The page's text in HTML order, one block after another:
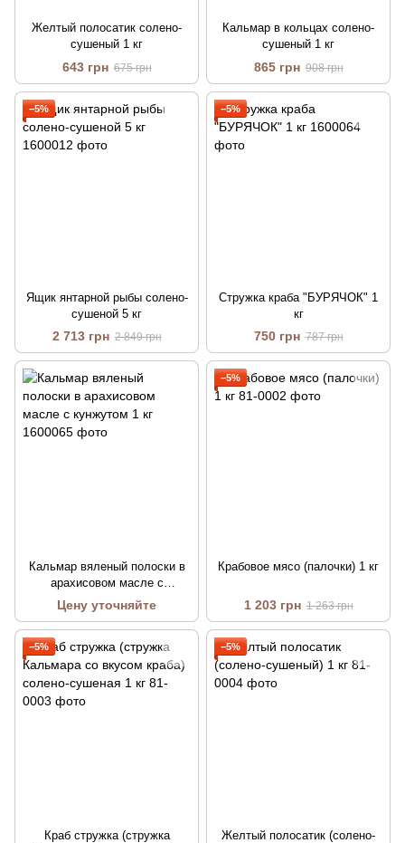
Желтый полосатик солено-
сушеный 1 кг
643 грн 675 грн
Кальмар в кольцах солено-
сушеный 1 кг
865 грн 908 грн
−5%
Ящик янтарной рыбы солено-
сушеной 5 кг
2 713 грн 2 849 грн
−5%
Стружка краба "БУРЯЧОК" 1
кг
750 грн 787 грн
Кальмар вяленый полоски в
арахисовом масле с
кунжутом 1 кг
Цену уточняйте
−5%
Крабовое мясо (палочки) 1 кг
1 203 грн 1 263 грн
−5%
Краб стружка (стружка
−5%
Желтый полосатик (солено-